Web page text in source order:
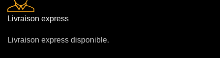
Livraison express
Livraison express disponible.